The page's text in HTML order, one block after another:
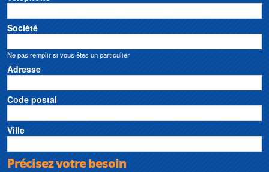
Société
Ne pas remplir si vous êtes un particulier
Adresse
Code postal
Ville
Précisez votre besoin